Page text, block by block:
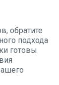
обратите
подхода
готовы